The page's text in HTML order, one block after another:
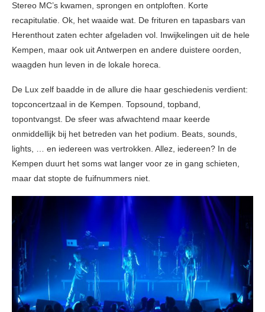
Stereo MC’s kwamen, sprongen en ontploften. Korte
recapitulatie. Ok, het waaide wat. De frituren en tapasbars van
Herenthout zaten echter afgeladen vol. Inwijkelingen uit de hele
Kempen, maar ook uit Antwerpen en andere duistere oorden,
waagden hun leven in de lokale horeca.
De Lux zelf baadde in de allure die haar geschiedenis verdient:
topconcertzaal in de Kempen. Topsound, topband,
topontvangst. De sfeer was afwachtend maar keerde
onmiddellijk bij het betreden van het podium. Beats, sounds,
lights, … en iedereen was vertrokken. Allez, iedereen? In de
Kempen duurt het soms wat langer voor ze in gang schieten,
maar dat stopte de fuifnummers niet.